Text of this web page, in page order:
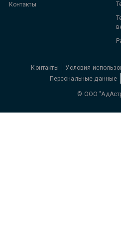
Контакты
Контакты Условия
Персональные данные
© ООО